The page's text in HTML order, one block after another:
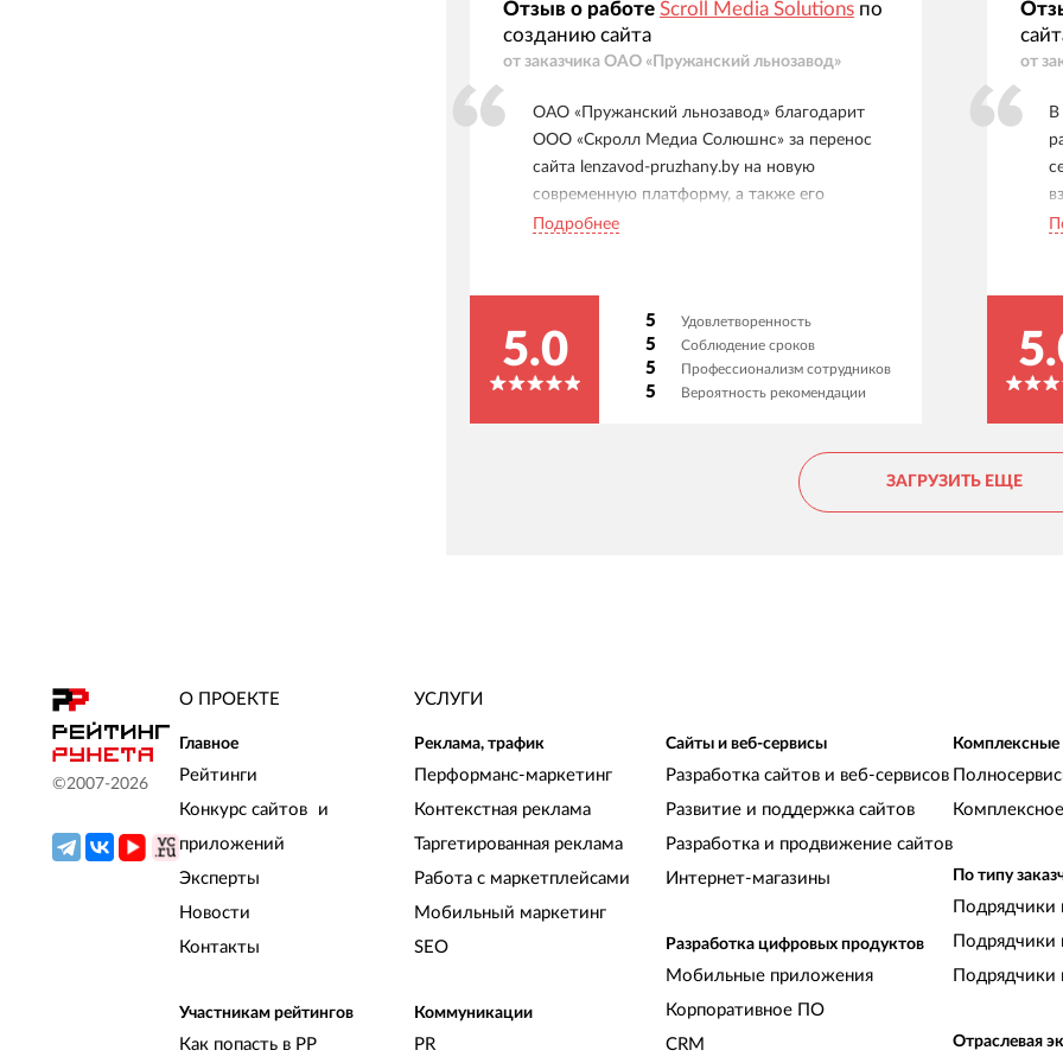
Отзыв о работе Scroll Media Solutionsпо
созданию сайта
от заказчика ОАО «Пружанский льнозавод»
ОАО «Пружанский льнозавод» благодарит
ООО «Скролл Медиа Солюшнс» за перенос
сайта lenzavod-pruzhany.by на новую
современную платформу, а также его
доработку до требований законодательства
тестирования были разработаны инструкции
для пользователей по добавлению и
изменению материалов сайта. Надеемся на
Подробнее
5.0
5 Удовлетворенность
5 Соблюдение сроков
5 Профессионализм сотрудников
5 Вероятность рекомендации
от
В
ЗАГРУЗИТЬ ЕЩЕ
©2007-2026
О ПРОЕКТЕ
Главное
Рейтинги
Конкурс сайтов и
приложений
Эксперты
Новости
Контакты
Участникам рейтингов
Как попасть в РР
УСЛУГИ
Реклама, трафик
Перформанс-маркетинг
Контекстная реклама
Таргетированная реклама
Работа с маркетплейсами
Мобильный маркетинг
SEO
Коммуникации
PR
Сайты и веб-сервисы
Разработка сайтов и веб-сервисов
Развитие и поддержка сайтов
Разработка и продвижение сайтов
Интернет-магазины
Разработка цифровых продуктов
Мобильные приложения
Корпоративное ПО
CRM
Комплексные
По типу
Подрядчики
Подрядчики
Подрядчики
Отраслевая